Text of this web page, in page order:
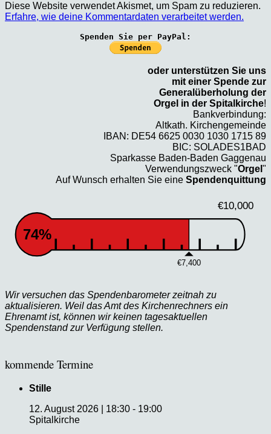
Diese Website verwendet Akismet, um Spam zu reduzieren.
Erfahre, wie deine Kommentardaten verarbeitet werden.
Spenden Sie per PayPal:
oder unterstützen Sie uns
mit einer Spende zur
Generalüberholung der
Orgel in der Spitalkirche!
Bankverbindung:
Altkath. Kirchengemeinde
IBAN: DE54 6625 0030 1030 1715 89
BIC: SOLADES1BAD
Sparkasse Baden-Baden Gaggenau
Verwendungszweck "Orgel "
Auf Wunsch erhalten Sie eine Spendenquittung
€10,000
€7,400
74%
Wir versuchen das Spendenbarometer zeitnah zu
aktualisieren. Weil das Amt des Kirchenrechners ein
Ehrenamt ist, können wir keinen tagesaktuellen
Spendenstand zur Verfügung stellen.
kommende Termine
Stille
12. August 2026
18:30 - 19:00
Spitalkirche